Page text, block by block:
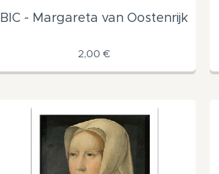
BIC - Margareta van Oostenrijk
2,00 €